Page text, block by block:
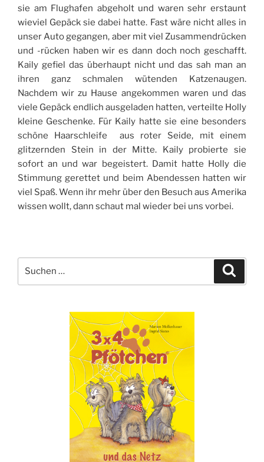
sie am Flughafen abgeholt und waren sehr erstaunt
wieviel Gepäck sie dabei hatte. Fast wäre nicht alles in
unser Auto gegangen, aber mit viel Zusammendrücken
und -rücken haben wir es dann doch noch geschafft.
Kaily gefiel das überhaupt nicht und das sah man an
ihren ganz schmalen wütenden Katzenaugen.
Nachdem wir zu Hause angekommen waren und das
viele Gepäck endlich ausgeladen hatten, verteilte Holly
kleine Geschenke. Für Kaily hatte sie eine besonders
schöne Haarschleife aus roter Seide, mit einem
glitzernden Stein in der Mitte. Kaily probierte sie
sofort an und war begeistert. Damit hatte Holly die
Stimmung gerettet und beim Abendessen hatten wir
viel Spaß. Wenn ihr mehr über den Besuch aus Amerika
wissen wollt, dann schaut mal wieder bei uns vorbei.
nach: